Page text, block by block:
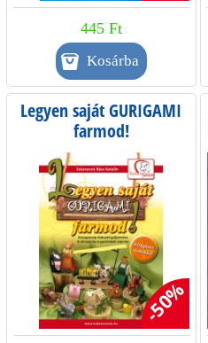
445 Ft
Legyen saját GURIGAMI
farmod!
-50%